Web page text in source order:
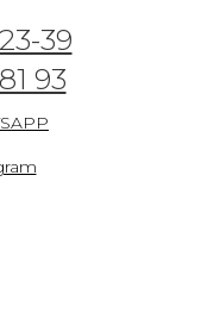
39
93
— Назад в